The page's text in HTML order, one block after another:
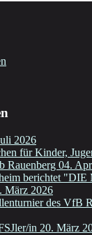
2026
für Kinder,
Rauenberg 04.
berichtet
März 2026
des VfB
in 20. März